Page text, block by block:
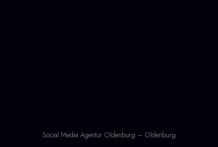
Social Media Agentur Oldenburg – Oldenburg